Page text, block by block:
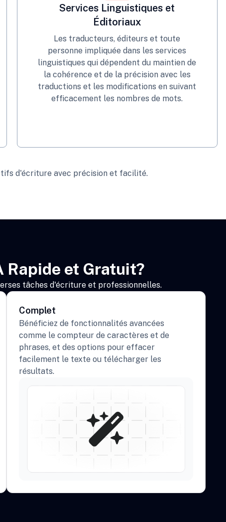
Services Linguistiques et
Éditoriaux
Les traducteurs, éditeurs et toute
personne impliquée dans les services
linguistiques qui dépendent du maintien de
la cohérence et de la précision avec les
traductions et les modifications en suivant
efficacement les nombres de mots.
d'écriture avec précision et facilité.
Rapide et Gratuit?
tâches d'écriture et professionnelles.
Complet
Bénéficiez de fonctionnalités avancées
comme le compteur de caractères et de
phrases, et des options pour effacer
facilement le texte ou télécharger les
résultats.